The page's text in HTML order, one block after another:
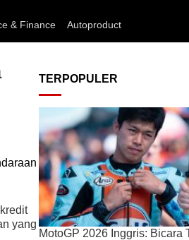
& Finance Autoproduct
yang
TERPOPULER
MotoGP 2026 Inggris: Bicara